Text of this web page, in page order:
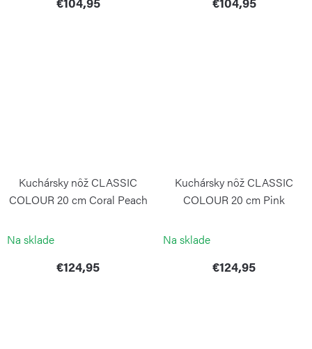
Kuchársky nôž CLASSIC
COLOUR 20 cm Coral Peach
Na sklade
€124,95
Kuchársky nôž CLASSIC
COLOUR 20 cm Pink
Na sklade
€124,95